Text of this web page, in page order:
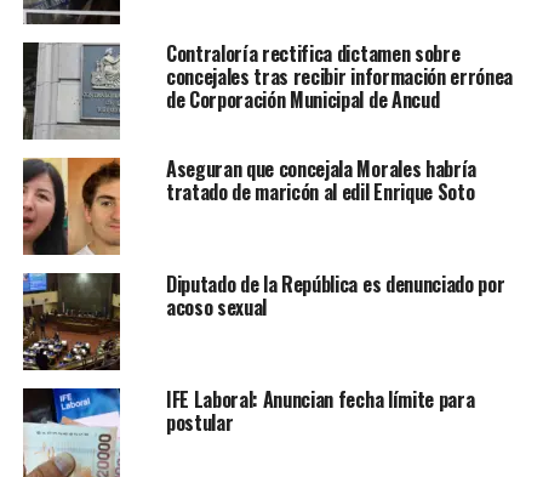
Contraloría rectifica dictamen sobre
concejales tras recibir información errónea
de Corporación Municipal de Ancud
Aseguran que concejala Morales habría
tratado de maricón al edil Enrique Soto
Diputado de la República es denunciado por
acoso sexual
IFE Laboral: Anuncian fecha límite para
postular